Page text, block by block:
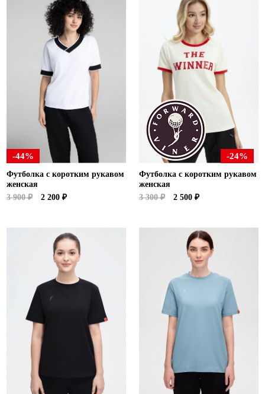
-44%
Футболка с коротким рукавом
женская
3 900 ₽
2 200 ₽
-24%
Футболка с коротким рукавом
женская
3 300 ₽
2 500 ₽